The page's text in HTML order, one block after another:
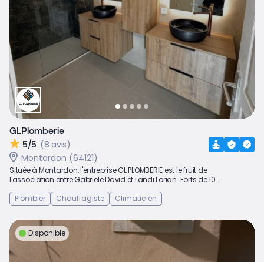
GLPlomberie
5/5 (8 avis)
Montardon (64121)
Située à Montardon, l'entreprise GL PLOMBERIE est le fruit de
l'association entre Gabriele David et Landi Lorian. Forts de 10...
Plombier
Chauffagiste Climaticien
Disponible